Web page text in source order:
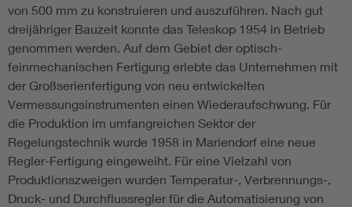
von 500 mm zu konstruieren und auszuführen. Nach gut
dreijähriger Bauzeit konnte das Teleskop 1954 in Betrieb
genommen werden. Auf dem Gebiet der optisch-
feinmechanischen Fertigung erlebte das Unternehmen mit
der Großserienfertigung von neu entwickelten
Vermessungsinstrumenten einen Wiederaufschwung. Für
die Produktion im umfangreichen Sektor der
Regelungstechnik wurde 1958 in Mariendorf eine neue
Regler-Fertigung eingeweiht. Für eine Vielzahl von
Produktionszweigen wurden Temperatur-, Verbrennungs-,
Druck- und Durchflussregler für die Automatisierung von